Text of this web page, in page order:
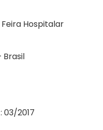
Hospitalar
Brasil
2017